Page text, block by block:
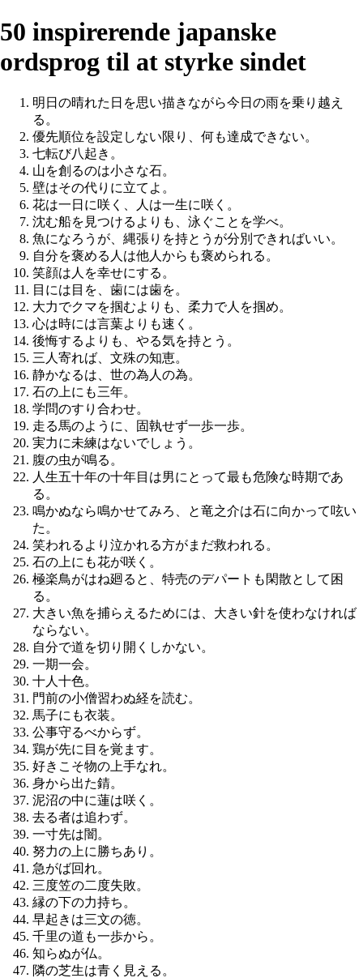
50 inspirerende japanske
ordsprog til at styrke sindet
明日の晴れた日を思い描きながら今日の雨を乗り越え
る。
優先順位を設定しない限り、何も達成できない。
七転び八起き。
山を創るのは小さな石。
壁はその代りに立てよ。
花は一日に咲く、人は一生に咲く。
沈む船を見つけるよりも、泳ぐことを学べ。
魚になろうが、縄張りを持とうが分別できればいい。
自分を褒める人は他人からも褒められる。
笑顔は人を幸せにする。
目には目を、歯には歯を。
大力でクマを掴むよりも、柔力で人を掴め。
心は時には言葉よりも速く。
後悔するよりも、やる気を持とう。
三人寄れば、文殊の知恵。
静かなるは、世の為人の為。
石の上にも三年。
学問のすり合わせ。
走る馬のように、固執せず一歩一歩。
実力に未練はないでしょう。
腹の虫が鳴る。
人生五十年の十年目は男にとって最も危険な時期であ
る。
鳴かぬなら鳴かせてみろ、と竜之介は石に向かって呟い
た。
笑われるより泣かれる方がまだ救われる。
石の上にも花が咲く。
極楽鳥がはね廻ると、特売のデパートも閑散として困
る。
大きい魚を捕らえるためには、大きい針を使わなければ
ならない。
自分で道を切り開くしかない。
一期一会。
十人十色。
門前の小僧習わぬ経を読む。
馬子にも衣装。
公事守るべからず。
鶏が先に目を覚ます。
好きこそ物の上手なれ。
身から出た錆。
泥沼の中に蓮は咲く。
去る者は追わず。
一寸先は闇。
努力の上に勝ちあり。
急がば回れ。
三度笠の二度失敗。
縁の下の力持ち。
早起きは三文の徳。
千里の道も一歩から。
知らぬが仏。
隣の芝生は青く見える。